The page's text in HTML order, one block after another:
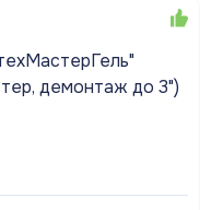
демонтаж до 3")